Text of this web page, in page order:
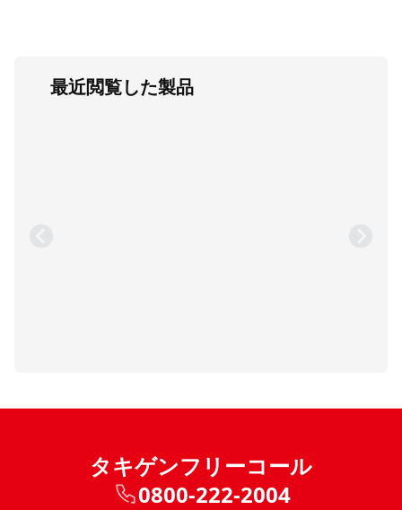
最近閲覧した製品
タキゲンフリーコール
0800-222-2004